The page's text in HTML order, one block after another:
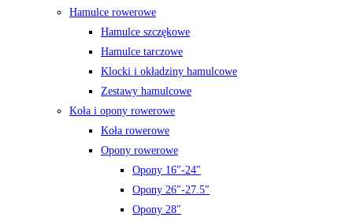
Hamulce rowerowe
Hamulce szczękowe
Hamulce tarczowe
Klocki i okładziny hamulcowe
Zestawy hamulcowe
Koła i opony rowerowe
Koła rowerowe
Opony rowerowe
Opony 16″-24″
Opony 26″-27.5″
Opony 28″